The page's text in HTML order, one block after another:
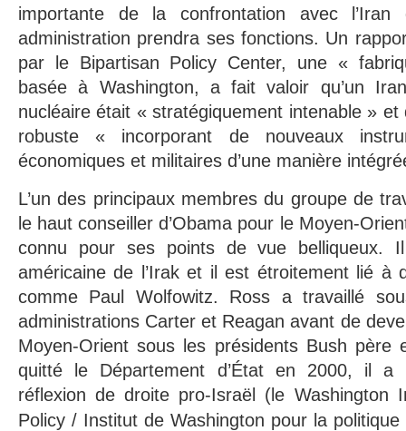
importante de la confrontation avec
administration prendra ses fonctions. Un
par le Bipartisan Policy Center, une «
basée à Washington, a fait valoir qu’un
nucléaire était « stratégiquement intenable » et
robuste « incorporant de nouveaux
économiques et militaires d’une manière
L’un des principaux membres du groupe de
le haut conseiller d’Obama pour le Moyen-
connu pour ses points de vue belliqueux. Il
américaine de l’Irak et il est étroitement lié à
comme Paul Wolfowitz. Ross a travaillé
administrations Carter et Reagan avant de
Moyen-Orient sous les présidents Bush père
quitté le Département d’État en 2000, il a
réflexion de droite pro-Israël (le Washington
Policy / Institut de Washington pour la